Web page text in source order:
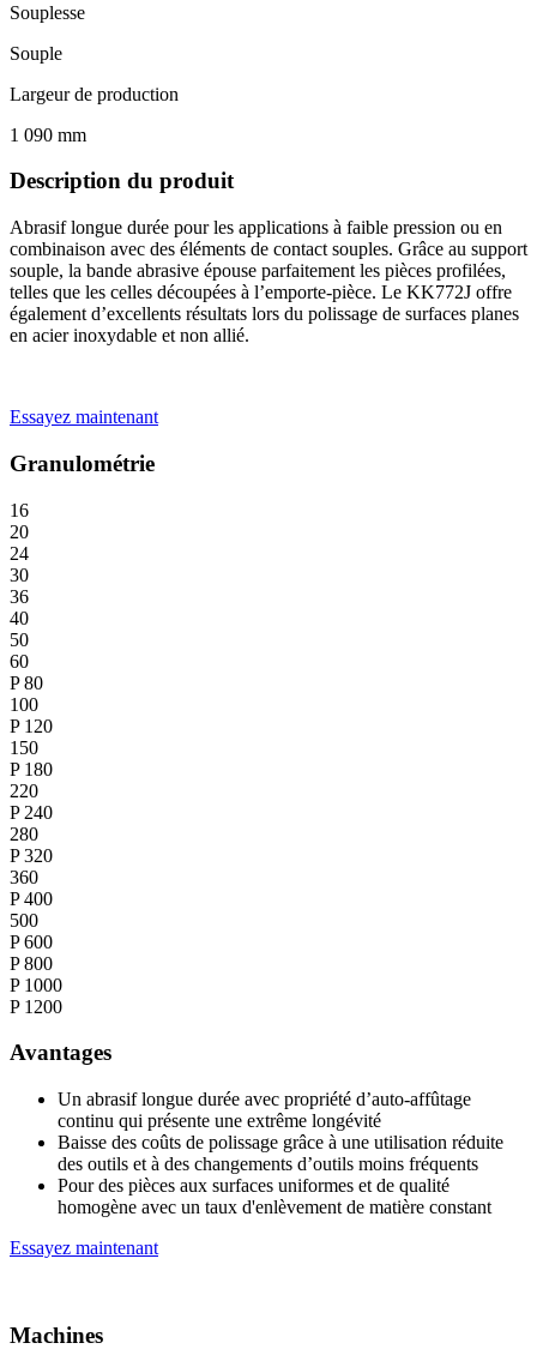
Souplesse
Souple
Largeur de production
1 090 mm
Description du produit
Abrasif longue durée pour les applications à faible pression ou en
combinaison avec des éléments de contact souples. Grâce au support
souple, la bande abrasive épouse parfaitement les pièces profilées,
telles que les celles découpées à l’emporte-pièce. Le KK772J offre
également d’excellents résultats lors du polissage de surfaces planes
en acier inoxydable et non allié.
Essayez maintenant
Granulométrie
16
20
24
30
36
40
50
60
P 80
100
P 120
150
P 180
220
P 240
280
P 320
360
P 400
500
P 600
P 800
P 1000
P 1200
Avantages
Un abrasif longue durée avec propriété d’auto-affûtage
continu qui présente une extrême longévité
Baisse des coûts de polissage grâce à une utilisation réduite
des outils et à des changements d’outils moins fréquents
Pour des pièces aux surfaces uniformes et de qualité
homogène avec un taux d'enlèvement de matière constant
Essayez maintenant
Machines